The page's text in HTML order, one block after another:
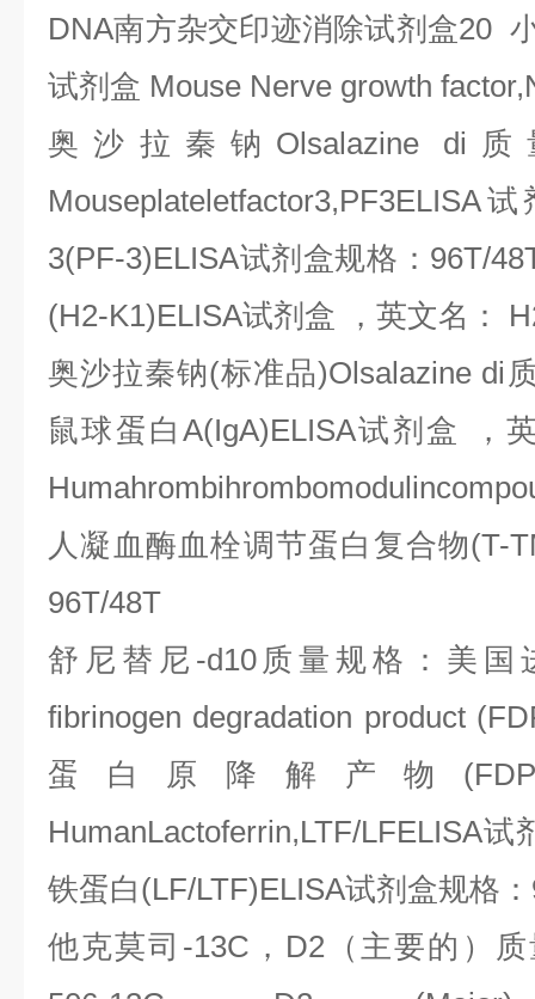
DNA南方杂交印迹消除试剂盒20
试剂盒 Mouse Nerve growth
奥沙拉秦钠 Olsalazine di
Mouseplateletfactor3,PF3ELISA试
3(PF-3)ELISA试剂盒规格： 96T/
(H2-K1)ELISA试剂盒 ，英文名：
奥沙拉秦钠(标准品)Olsalazine di
鼠球蛋白A(IgA)ELISA试剂盒
，
人凝血酶血栓调节蛋白复合物(T-
96T/48T
舒尼替尼 -d10质量规格：美国
fibrinogen degradation product
蛋白原降解产物
HumanLactoferrin,LTF/LFELISA试
铁蛋白(LF/LTF)ELISA试剂盒规格：
他克莫司 -13C ， D2（主要的）